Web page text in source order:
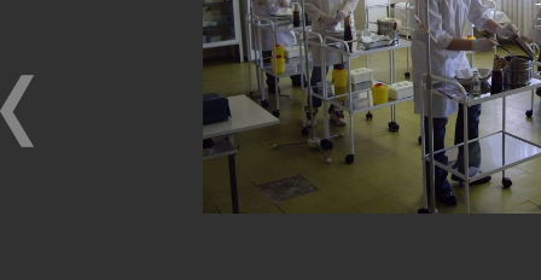
Сведения об образовательной организации